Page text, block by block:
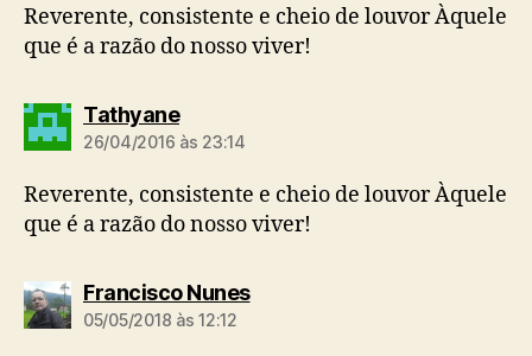
Reverente, consistente e cheio de louvor Àquele
que é a razão do nosso viver!
Tathyaned
i
26/04/2016 às 23:14
Reverente, consistente e cheio de louvor Àquele
que é a razão do nosso viver!
Francisco Nunesd
05/05/2018 às 12:12